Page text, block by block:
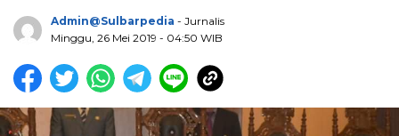
Admin@sulbarpedia - Jurnalis
Minggu, 26 Mei 2019 - 04:50 WIB